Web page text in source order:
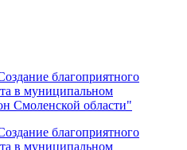
благоприятного
в муниципальном
Смоленской области"
благоприятного
в муниципальном